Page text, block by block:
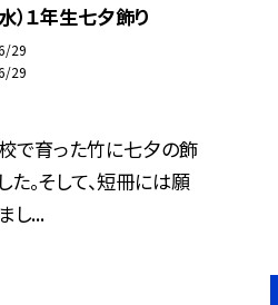
）１年生七夕飾り
29
29
で育った竹に七夕の飾
た。そして、短冊には願
し...